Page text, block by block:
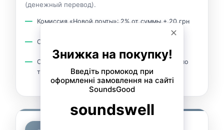
(денежный перевод).
Комиссия «Новой почты»: 2% от суммы + 20 грн
Оплата при получении посылки
Стоимость доставки оплачивается отдельно по
тарифам перевозчика